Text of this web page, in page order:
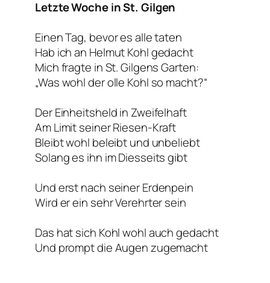
Letzte Woche in St. Gilgen
Einen Tag, bevor es alle taten
Hab ich an Helmut Kohl gedacht
Mich fragte in St. Gilgens Garten:
„Was wohl der olle Kohl so macht?“
Der Einheitsheld in Zweifelhaft
Am Limit seiner Riesen-Kraft
Bleibt wohl beleibt und unbeliebt
Solang es ihn im Diesseits gibt
Und erst nach seiner Erdenpein
Wird er ein sehr Verehrter sein
Das hat sich Kohl wohl auch gedacht
Und prompt die Augen zugemacht